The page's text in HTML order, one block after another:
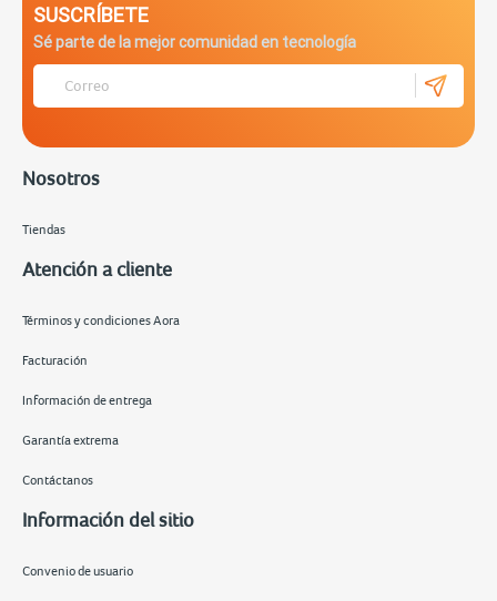
SUSCRÍBETE
Sé parte de la mejor comunidad en tecnología
Nosotros
Tiendas
Atención a cliente
Términos y condiciones Aora
Facturación
Información de entrega
Garantía extrema
Contáctanos
Información del sitio
Convenio de usuario